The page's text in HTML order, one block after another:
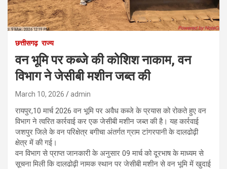
छत्तीसगढ़ राज्य
वन भूमि पर कब्जे की कोशिश नाकाम, वन
विभाग ने जेसीबी मशीन जब्त की
March 10, 2026 admin
रायपुर,10 मार्च 2026 वन भूमि पर अवैध कब्जे के प्रयास को रोकते हुए वन
विभाग ने त्वरित कार्रवाई कर एक जेसीबी मशीन जब्त की है। यह कार्रवाई
जशपुर जिले के वन परिक्षेत्र बगीचा अंतर्गत ग्राम टांगरपानी के दालढोढ़ी
क्षेत्र में की गई।
वन विभाग से प्राप्त जानकारी के अनुसार 09 मार्च को दूरभाष के माध्यम से
सूचना मिली कि दालढोढ़ी नामक स्थान पर जेसीबी मशीन से वन भूमि में खुदाई